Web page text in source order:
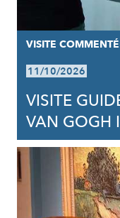
VISITE
11/10/2026
VISITE
VAN GOGH